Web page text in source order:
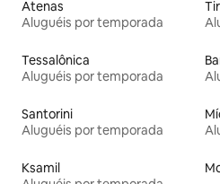
Atenas
Aluguéis por temporada
Tessalônica
Aluguéis por temporada
Santorini
Aluguéis por temporada
Ksamil